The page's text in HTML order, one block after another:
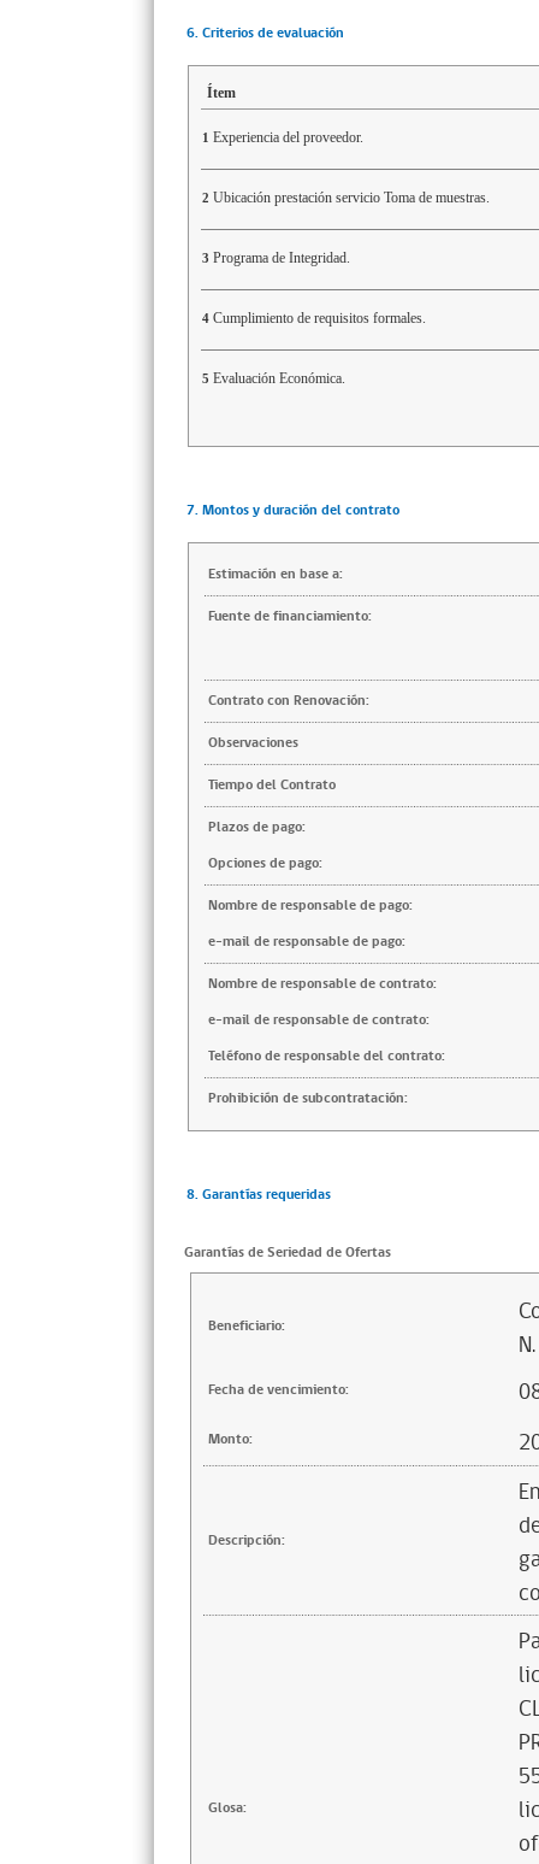
6. Criterios de evaluación
Ítem
1 Experiencia del proveedor.
2 Ubicación prestación servicio Toma de muestras.
3 Programa de Integridad.
4 Cumplimiento de requisitos formales.
5 Evaluación Económica.
7. Montos y duración del contrato
Estimación en base a:
Fuente de financiamiento:
Contrato con Renovación:
Observaciones
Tiempo del Contrato
Plazos de pago:
Opciones de pago:
Nombre de responsable de pago:
e-mail de responsable de pago:
Nombre de responsable de contrato:
e-mail de responsable de contrato:
Teléfono de responsable del contrato:
Prohibición de subcontratación:
8. Garantías requeridas
Garantías de Seriedad de Ofertas
Beneficiario:
Fecha de vencimiento:
Monto:
Descripción:
Glosa: